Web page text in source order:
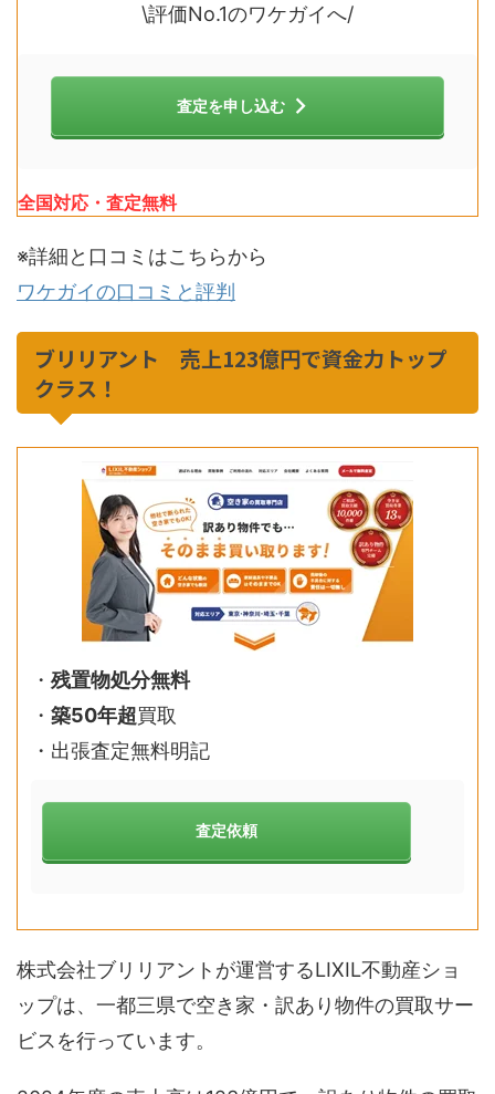
\評価No.1のワケガイへ/
査定を申し込む
全国対応・査定無料
※詳細と口コミはこちらから
ワケガイの口コミと評判
ブリリアント 売上123億円で資金力トップ
クラス！
・ 残置物処分無料
・ 築50年超買取
・ 出張査定無料明記
査定依頼
株式会社ブリリアントが運営するLIXIL不動産ショ
ップは、一都三県で空き家・訳あり物件の買取サー
ビスを行っています。